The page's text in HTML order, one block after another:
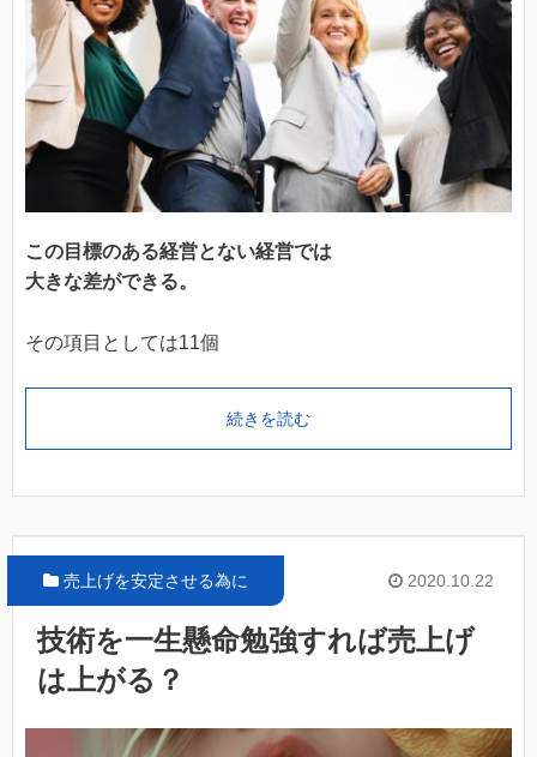
この目標のある経営とない経営では
大きな差ができる。
その項目としては11個
続きを読む
2020.10.22
売上げを安定させる為に
技術を一生懸命勉強すれば売上げ
は上がる？